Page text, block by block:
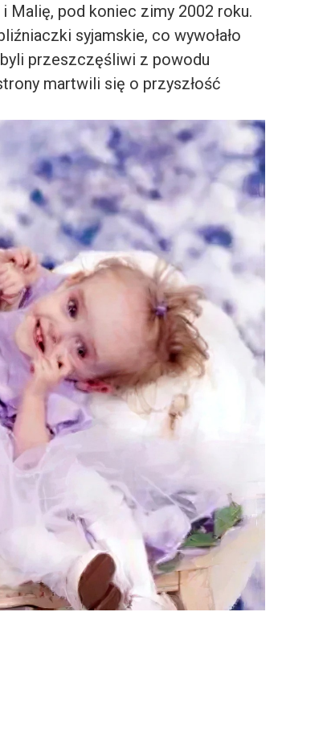
Malię, pod koniec zimy 2002 roku.
syjamskie, co wywołało
przeszczęśliwi z powodu
martwili się o przyszłość